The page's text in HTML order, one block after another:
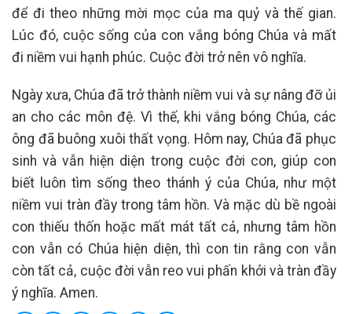
để đi theo những mời mọc của ma quỷ và thế gian.
Lúc đó, cuộc sống của con vắng bóng Chúa và mất
đi niềm vui hạnh phúc. Cuộc đời trở nên vô nghĩa.
Ngày xưa, Chúa đã trở thành niềm vui và sự nâng đỡ ủi
an cho các môn đệ. Vì thế, khi vắng bóng Chúa, các
ông đã buông xuôi thất vọng. Hôm nay, Chúa đã phục
sinh và vẫn hiện diện trong cuộc đời con, giúp con
biết luôn tìm sống theo thánh ý của Chúa, như một
niềm vui tràn đầy trong tâm hồn. Và mặc dù bề ngoài
con thiếu thốn hoặc mất mát tất cả, nhưng tâm hồn
con vẫn có Chúa hiện diện, thì con tin rằng con vẫn
còn tất cả, cuộc đời vẫn reo vui phấn khởi và tràn đầy
ý nghĩa. Amen.